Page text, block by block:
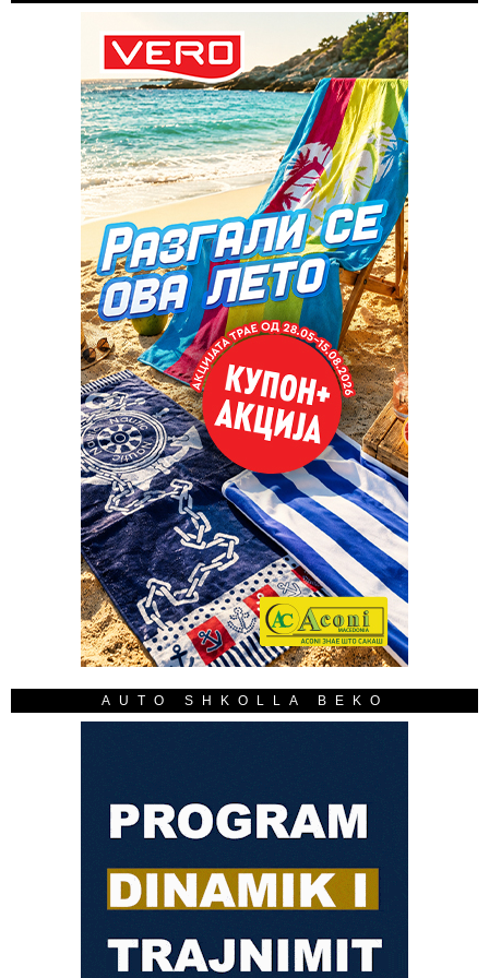
AUTO SHKOLLA BEKO